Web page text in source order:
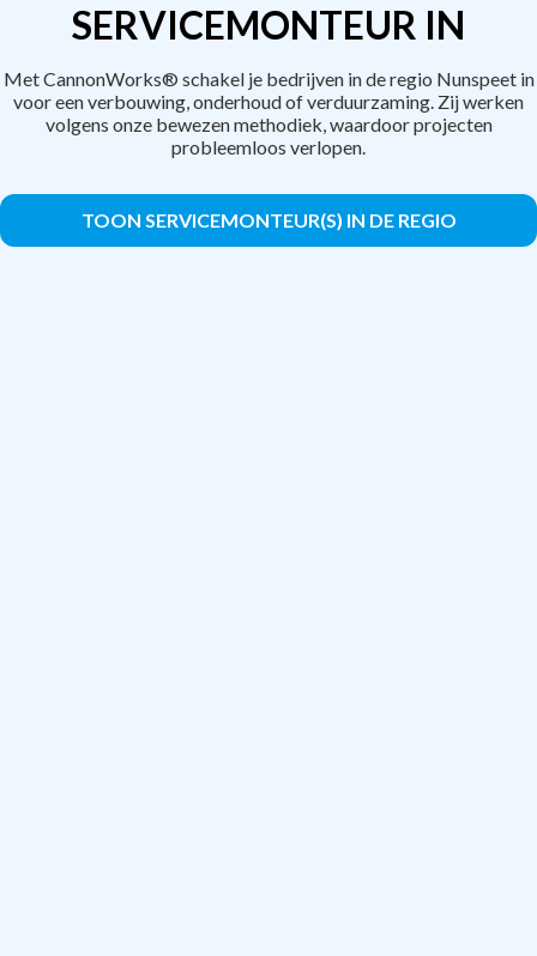
SERVICEMONTEUR IN
Met CannonWorks® schakel je bedrijven in de regio Nunspeet in
voor een verbouwing, onderhoud of verduurzaming. Zij werken
volgens onze bewezen methodiek, waardoor projecten
probleemloos verlopen.
TOON SERVICEMONTEUR(S) IN DE REGIO